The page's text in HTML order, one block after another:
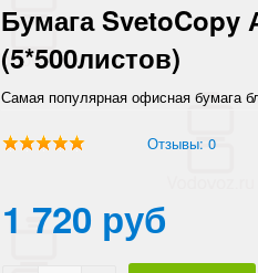
Бумага SvetoCopy
(5*500листов)
Самая популярная офисная бумага
Отзывы: 0
1 720 руб